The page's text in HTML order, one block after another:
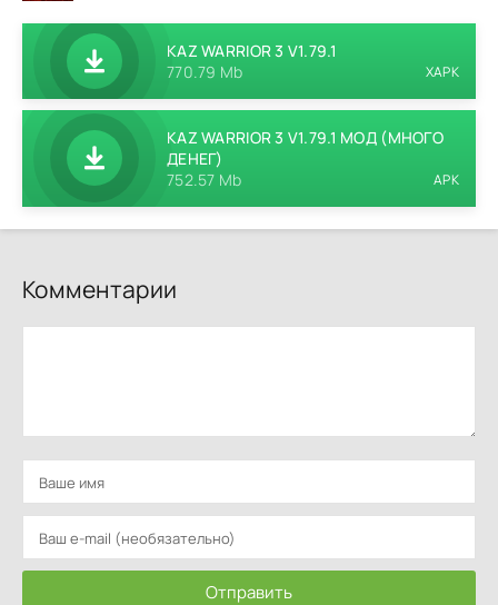
KAZ WARRIOR 3 V1.79.1
770.79 Mb
XAPK
KAZ WARRIOR 3 V1.79.1 МОД (МНОГО
ДЕНЕГ)
752.57 Mb
APK
Комментарии
Отправить